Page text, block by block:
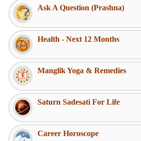
Ask A Question (Prashna)
Health - Next 12 Months
Manglik Yoga & Remedies
Saturn Sadesati For Life
Career Horoscope